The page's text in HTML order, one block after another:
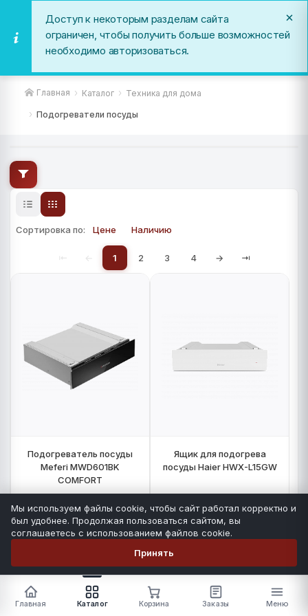
Главная Каталог Техника для дома
Подогреватели посуды
Сортировка по: Цене Наличию
⇤ ← 1 2 3 4 → ⇥
Подогреватель посуды
Meferi MWD601BK
COMFORT
10
РРЦ:14 990 ₽
- +
Ящик для подогрева
посуды Haier HWX-L15GW
Количество:
РРЦ:26 999 ₽
- +
Главная Каталог Корзина Заказы Меню
Мы используем файлы cookie, чтобы сайт работал корректно и
был удобнее. Продолжая пользоваться сайтом, вы
соглашаетесь с использованием файлов cookie.
Принять
Доступ к некоторым разделам сайта
ограничен, чтобы получить больше возможностей
необходимо авторизоваться.